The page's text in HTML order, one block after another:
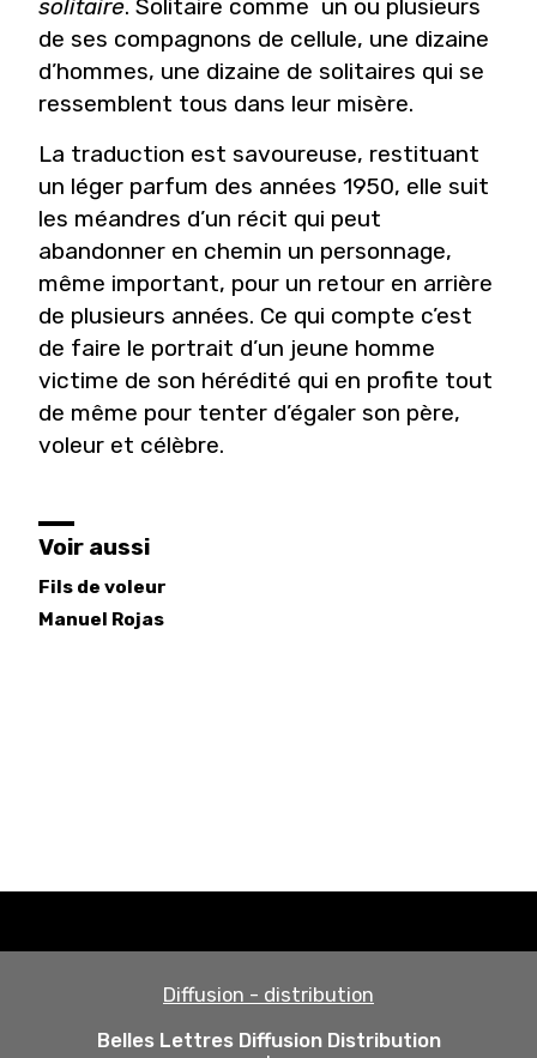
solitaire. Solitaire comme un ou plusieurs
de ses compagnons de cellule, une dizaine
d’hommes, une dizaine de solitaires qui se
ressemblent tous dans leur misère.
La traduction est savoureuse, restituant
un léger parfum des années 1950, elle suit
les méandres d’un récit qui peut
abandonner en chemin un personnage,
même important, pour un retour en arrière
de plusieurs années. Ce qui compte c’est
de faire le portrait d’un jeune homme
victime de son hérédité qui en profite tout
de même pour tenter d’égaler son père,
voleur et célèbre.
Voir aussi
Fils de voleur
Manuel Rojas
Diffusion - distribution
Belles Lettres Diffusion Distribution